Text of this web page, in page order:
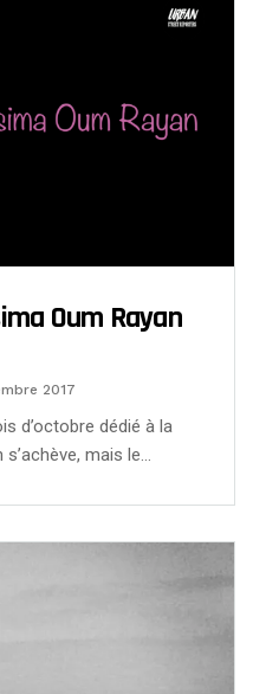
Oum Rayan
2017
d’octobre dédié à la
mais le…